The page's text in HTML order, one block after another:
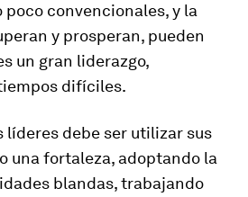
poco convencionales, y la
y prosperan, pueden
un gran liderazgo,
difíciles.
líderes debe ser utilizar sus
una fortaleza, adoptando la
blandas, trabajando